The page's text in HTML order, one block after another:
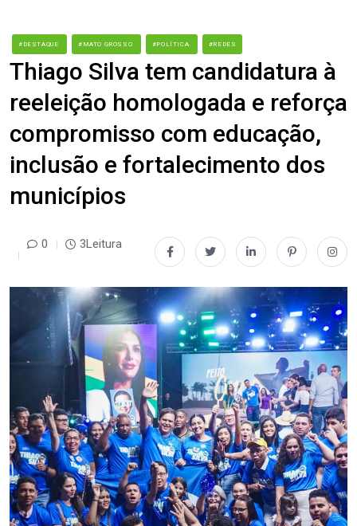
#DESTAQUE #MATO GROSSO #POLÍTICA #REDES
Thiago Silva tem candidatura à
reeleição homologada e reforça
compromisso com educação,
inclusão e fortalecimento dos
municípios
0 3Leitura